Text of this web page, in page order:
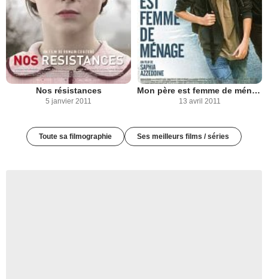
Nos résistances
5 janvier 2011
Mon père est femme de ménage
13 avril 2011
Toute sa filmographie Ses meilleurs films / séries